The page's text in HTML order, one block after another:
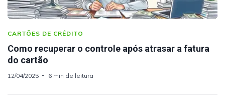
CARTÕES DE CRÉDITO
Como recuperar o controle após atrasar a fatura
do cartão
12/04/2025 6 min de leitura